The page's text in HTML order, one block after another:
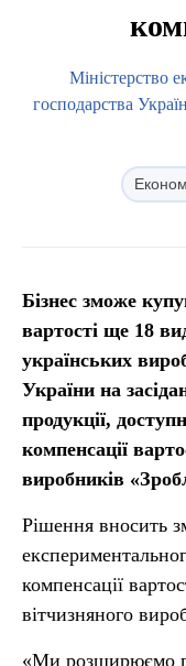
Міністерство
господарства
Бізнес зможе
вартості ще 18
українських
України на
продукції,
компенсації
виробників
Рішення вносить
компенсації
вітчизняного
«Ми розширюємо